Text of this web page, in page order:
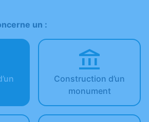
un :
Construction d’un
monument